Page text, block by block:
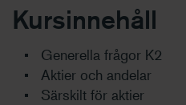
Kursinnehåll
Generella frågor K2
Aktier och andelar
Särskilt för aktier